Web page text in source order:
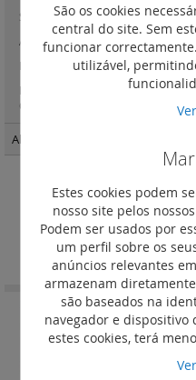
Ordenar por
REF. 412527
Contactores de
A - 2NA - 250 V ~-
Sinalizadores CX3(16)
Automáticos de escada eletrónicos
Relés temporizados(6)
Interruptores-inversores e botões
CX3
Alimentação e variadores
São os cookies
central do site. Sem
funcionar
utilizável,
Estes cookies podem
nosso site pelos
Podem ser usados por
um perfil sobre os
anúncios relevantes
armazenam
são baseados na
navegador e
estes cookies, terá